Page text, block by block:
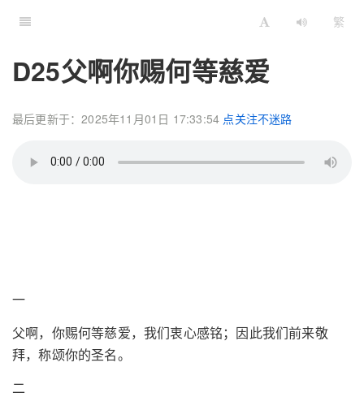
繁
D25父啊你赐何等慈爱
最后更新于：2025年11月01日 17:33:54 点关注不迷路
一
父啊，你赐何等慈爱，我们衷心感铭；因此我们前来敬
拜，称颂你的圣名。
二